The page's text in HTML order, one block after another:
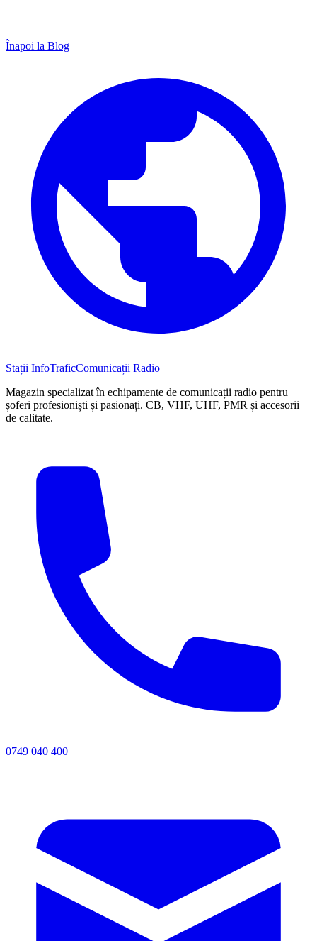
Înapoi la Blog
Stații InfoTraficComunicații Radio
Magazin specializat în echipamente de comunicații radio pentru
șoferi profesioniști și pasionați. CB, VHF, UHF, PMR și accesorii
de calitate.
0749 040 400